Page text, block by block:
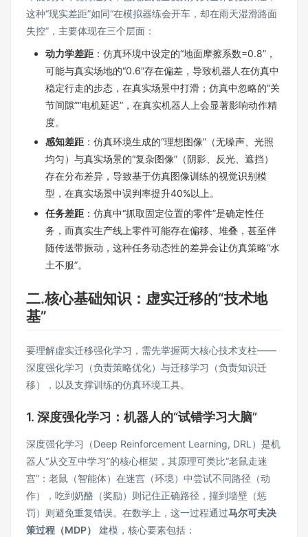
这种“现实差距”如同“在模拟器练会开车，却在雨天湿滑路面
失控”，主要体现在三个层面：
动力学差距 ：仿真环境中设定的“地面摩擦系数=0.8”，
可能与真实场地的“0.6”存在偏差，导致机器人在仿真中
稳定行走的步态，在真实场景中打滑；仿真中忽略的“关
节间隙”“电机延迟”，在真实机器人上会显著影响动作精
度。
感知差距 ：仿真环境生成的“理想图像”（无噪声、光照
均匀）与真实场景的“复杂图像”（阴影、反光、遮挡）
存在分布差异，导致基于仿真图像训练的视觉识别模
型，在真实场景中误判率提升40%以上。
任务差距 ：仿真中“抓取固定位置的零件”是确定性任
务，而真实生产线上零件可能存在偏移、堆叠，甚至伴
随传送带振动，这种任务动态性的差异会让仿真策略“水
土不服”。
二.核心基础知识：虚实迁移的“技术地
基”
要理解虚实迁移强化学习，需先掌握两大核心技术支柱——
深度强化学习（负责策略优化）与迁移学习（负责知识迁
移），以及支撑训练的仿真环境工具。
1. 深度强化学习：机器人的“试错学习大脑”
深度强化学习（Deep Reinforcement Learning, DRL）是机
器人“从交互中学习”的核心框架，其原理可类比“老鼠走迷
宫”：老鼠（智能体）在迷宫（环境）中尝试不同路径（动
作），吃到奶酪（奖励）则记住正确路径，撞到墙壁（惩
罚）则避免重复错误。在数学上，这一过程通过马尔可夫决
策过程（MDP）
建模，核心要素包括：